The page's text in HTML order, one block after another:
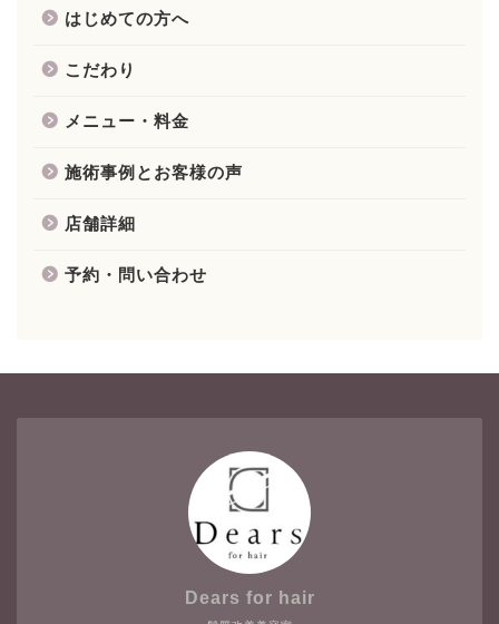
はじめての方へ
こだわり
メニュー・料金
施術事例とお客様の声
店舗詳細
予約・問い合わせ
Dears for hair